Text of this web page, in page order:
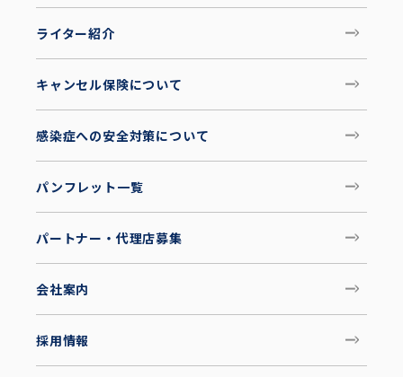
ライター紹介
キャンセル保険について
感染症への安全対策について
パンフレット一覧
パートナー・代理店募集
会社案内
採用情報